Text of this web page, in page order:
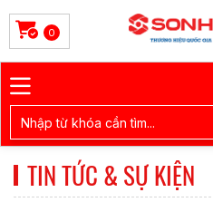
0
TIN TỨC & SỰ KIỆN